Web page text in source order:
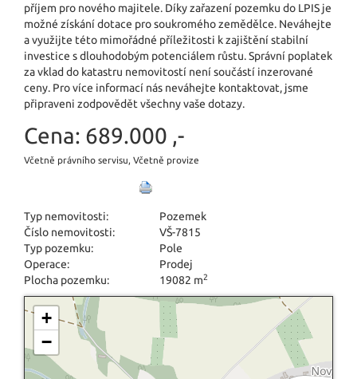
příjem pro nového majitele. Díky zařazení pozemku do LPIS je
možné získání dotace pro soukromého zemědělce. Neváhejte
a využijte této mimořádné příležitosti k zajištění stabilní
investice s dlouhodobým potenciálem růstu. Správní poplatek
za vklad do katastru nemovitostí není součástí inzerované
ceny. Pro více informací nás neváhejte kontaktovat, jsme
připraveni zodpovědět všechny vaše dotazy.
Cena: 689.000 ,-
Včetně právního servisu, Včetně provize
Typ nemovitosti:
Pozemek
Číslo nemovitosti:
VŠ-7815
Typ pozemku:
Pole
Operace:
Prodej
Plocha pozemku:
19082 m2
+
−